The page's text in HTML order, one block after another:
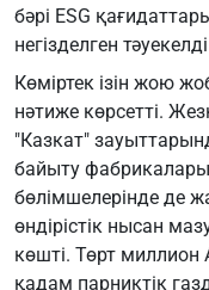
бәрі ESG
негізделген
Көміртек ізін жою
нәтиже көрсетті.
"Казкат"
байыту
бөлімшелерінде де
өндірістік нысан
көшті. Төрт
қадам парниктік